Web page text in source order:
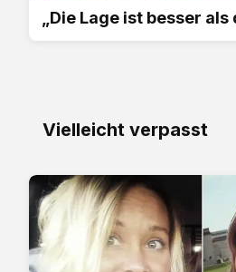
„Die Lage ist besser
Vielleicht verpasst